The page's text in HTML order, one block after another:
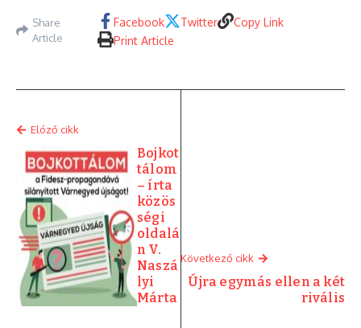
Share
Article
Facebook Twitter
Copy Link
Print Article
Elóző cikk
Bojkot
tálom
– írta
közös
ségi
oldalá
n V.
Naszá
lyi
Márta
Következő cikk
Újra egymás ellen a két
rivális